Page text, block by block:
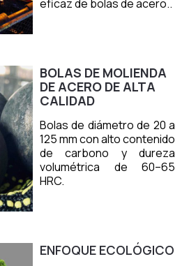
eficaz de bolas de acero..
BOLAS DE MOLIENDA
DE ACERO DE ALTA
CALIDAD
Bolas de diámetro de 20 a
125 mm con alto contenido
de carbono y dureza
volumétrica de 60–65
HRC.
ENFOQUE ECOLÓGICO